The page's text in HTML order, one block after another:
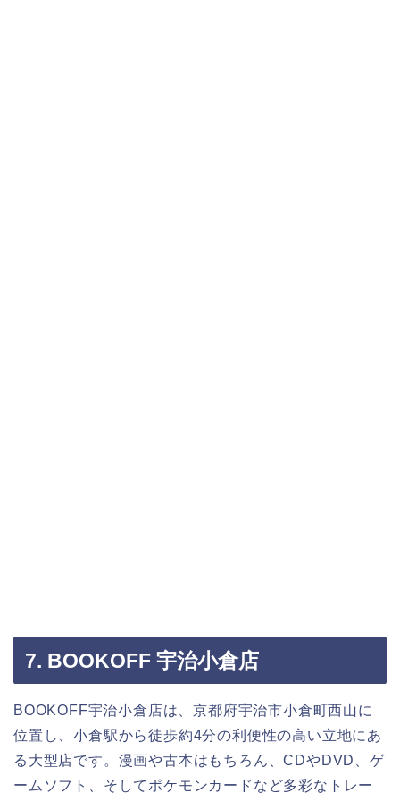
7. BOOKOFF 宇治小倉店
BOOKOFF宇治小倉店は、京都府宇治市小倉町西山に
位置し、小倉駅から徒歩約4分の利便性の高い立地にあ
る大型店です。漫画や古本はもちろん、CDやDVD、ゲ
ームソフト、そしてポケモンカードなど多彩なトレー